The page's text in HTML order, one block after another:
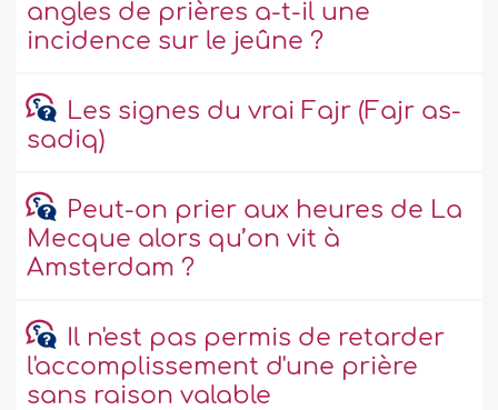
angles de prières a-t-il une
incidence sur le jeûne ?
Les signes du vrai Fajr (Fajr as-
sadiq)
Peut-on prier aux heures de La
Mecque alors qu’on vit à
Amsterdam ?
Il n'est pas permis de retarder
l'accomplissement d'une prière
sans raison valable